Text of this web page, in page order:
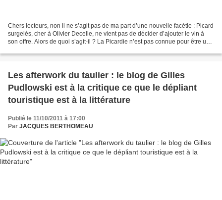
Chers lecteurs, non il ne s’agit pas de ma part d’une nouvelle facétie : Picard
surgelés, cher à Olivier Decelle, ne vient pas de décider d’ajouter le vin à
son offre. Alors de quoi s’agit-il ? La Picardie n’est pas connue pour être un
Les afterwork du taulier : le blog de Gilles
Pudlowski est à la critique ce que le dépliant
touristique est à la littérature
Publié le 11/10/2011 à 17:00
Par JACQUES BERTHOMEAU